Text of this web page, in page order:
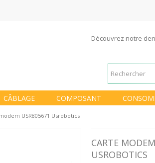
Découvrez notre
CÂBLAGE COMPOSANT
USR805671 Usrobotics
CARTE
USROBOTICS